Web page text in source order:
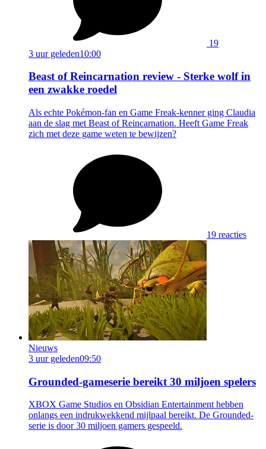
19
3 uur geleden10:00
Beast of Reincarnation review - Sterke wolf in
een zwakke roedel
Als echte Pokémon-fan en Game Freak-kenner ging Claudia
aan de slag met Beast of Reincarnation. Heeft Game Freak
zich met deze game weten te bewijzen?
19 reacties
Nieuws
3 uur geleden09:50
Grounded-gameserie bereikt 30 miljoen spelers
XBOX Game Studios en Obsidian Entertainment hebben
onlangs een indrukwekkend mijlpaal bereikt. De Grounded-
serie is door 30 miljoen gamers gespeeld.